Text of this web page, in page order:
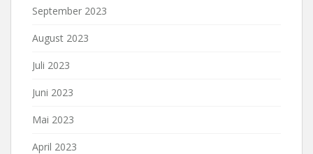
September 2023
August 2023
Juli 2023
Juni 2023
Mai 2023
April 2023